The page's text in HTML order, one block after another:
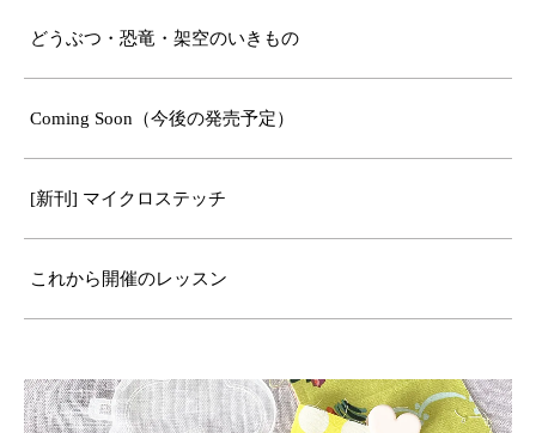
どうぶつ・恐竜・架空のいきもの
Coming Soon（今後の発売予定）
[新刊] マイクロステッチ
これから開催のレッスン